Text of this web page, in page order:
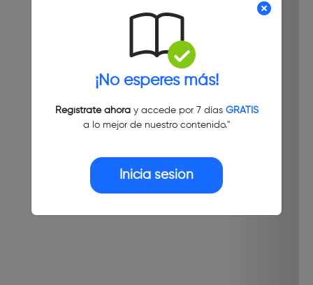
¡No esperes más!
Regístrate ahoray accede por 7 días GRATIS
a lo mejor de nuestro contenido."
Inicia sesión